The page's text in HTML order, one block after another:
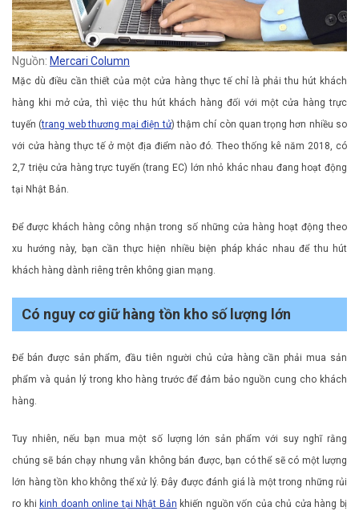
Nguồn: Mercari Column
Mặc dù điều cần thiết của một cửa hàng thực tế chỉ là phải thu hút khách
hàng khi mở cửa, thì việc thu hút khách hàng đối với một cửa hàng trực
tuyến (trang web thương mại điện tử) thậm chí còn quan trọng hơn nhiều so
với cửa hàng thực tế ở một địa điểm nào đó. Theo thống kê năm 2018, có
2,7 triệu cửa hàng trực tuyến (trang EC) lớn nhỏ khác nhau đang hoạt động
tại Nhật Bản.
Để được khách hàng công nhận trong số những cửa hàng hoạt động theo
xu hướng này, bạn cần thực hiện nhiều biện pháp khác nhau để thu hút
khách hàng dành riêng trên không gian mạng.
Có nguy cơ giữ hàng tồn kho số lượng lớn
Để bán được sản phẩm, đầu tiên người chủ cửa hàng cần phải mua sản
phẩm và quản lý trong kho hàng trước để đảm bảo nguồn cung cho khách
hàng.
Tuy nhiên, nếu bạn mua một số lượng lớn sản phẩm với suy nghĩ rằng
chúng sẽ bán chạy nhưng vẫn không bán được, bạn có thể sẽ có một lượng
lớn hàng tồn kho không thể xử lý. Đây được đánh giá là một trong những rủi
ro khi kinh doanh online tại Nhật Bản khiến nguồn vốn của chủ cửa hàng bị